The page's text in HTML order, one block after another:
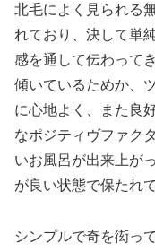
北毛によく見られる
れており、決して単
感を通して伝わって
傾いているためか、
に心地よく、また良
なポジティヴファク
いお風呂が出来上が
が良い状態で保たれ
シンプルで奇を衒っ